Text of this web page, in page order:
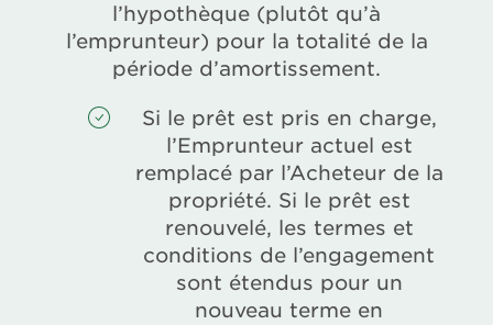
l’hypothèque (plutôt qu’à
l’emprunteur) pour la totalité de la
période d’amortissement.
Si le prêt est pris en charge,
l’Emprunteur actuel est
remplacé par l’Acheteur de la
propriété. Si le prêt est
renouvelé, les termes et
conditions de l’engagement
sont étendus pour un
nouveau terme en